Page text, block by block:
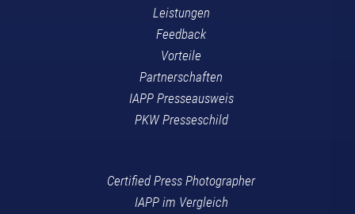
Leistungen
Feedback
Vorteile
Partnerschaften
IAPP Presseausweis
PKW Presseschild
Certified Press Photographer
IAPP im Vergleich